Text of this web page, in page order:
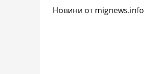
Новини от mignews.info